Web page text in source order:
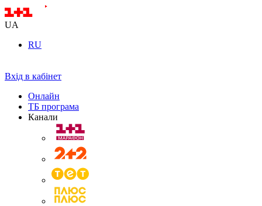
UA
RU
Вхід в кабінет
Онлайн
ТБ програма
Канали